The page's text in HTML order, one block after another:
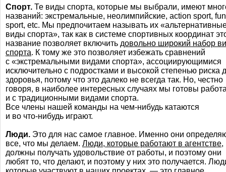
Спорт. Те виды спорта, которые мы выбрали, имеют
названий: экстремальные, неолимпийские, action sport, fun
sport, etc. Мы предпочитаем называть их
виды спорта», так как в системе спортивных координат
название позволяет включить довольно широкий набор
спорта. К тому же это позволяет избежать сравнений
с «экстремальными видами спорта», ассоциирующимися
исключительно с подростками и высокой степенью риска
здоровья, потому что это далеко не всегда так. Но, честно
говоря, в наиболее интересных случаях мы готовы
и с традиционными видами спорта.
Все члены нашей команды на чем-нибудь катаются
и во что-нибудь играют.
Люди. Это для нас самое главное. Именно они
все, что мы делаем. Люди, которые работают в агентстве,
должны получать удовольствие от работы, и поэтому они
любят то, что делают, и поэтому у них это получается.